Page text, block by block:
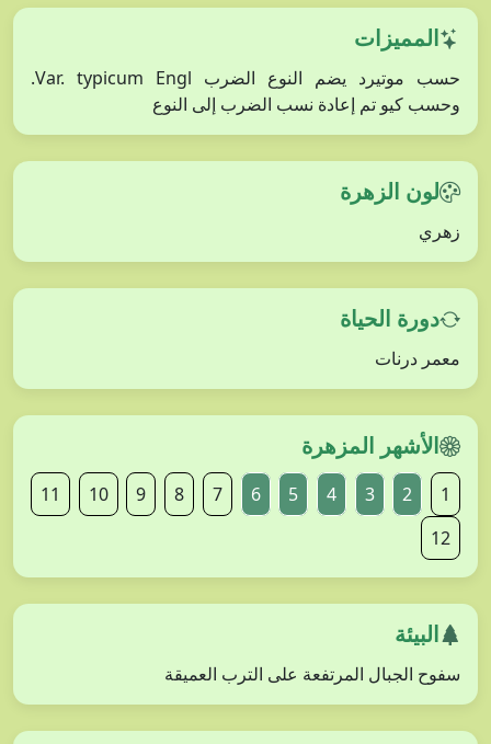
المميزات
حسب موتيرد يضم النوع الضرب Var. typicum Engl.
وحسب كيو تم إعادة نسب الضرب إلى النوع
لون الزهرة
زهري
دورة الحياة
معمر درنات
الأشهر المزهرة
1
2
3
4
5
6
7
8
9
10
11
12
البيئة
سفوح الجبال المرتفعة على الترب العميقة